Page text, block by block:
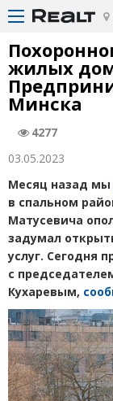
жилых
Минска
4277
03.05.2023
Месяц назад мы
в спальном
Матусевича
задумал
услуг. Сегодня
с
Кухаревым,